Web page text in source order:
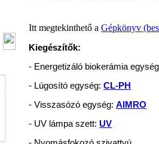
Itt megtekinthető a Gépkönyv
Kiegészítők:
- Energetizáló biokerámia
- Lúgosító egység: CL-PH
- Visszasózó egység: AIMRO
- UV lámpa szett: UV